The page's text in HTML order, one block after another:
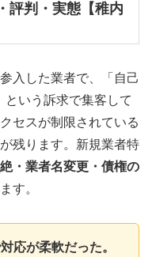
評判・実態【稚内
入した業者で、「自己
いう訴求で集客して
セスが制限されている
残ります。新規業者特
・業者名変更・債権の
す。
応が柔軟だった。